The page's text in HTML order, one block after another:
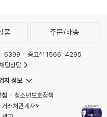
품 주문/배송
6399
중고샵 1566-4295
팅상담
자 정보
청소년보호정책
거래처관계자께